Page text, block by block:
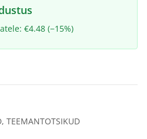
€4.48 (−15%)
, TEEMANTOTSIKUD